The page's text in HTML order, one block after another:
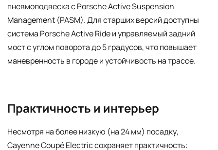
пневмоподвеска с Porsche Active Suspension
Management (PASM). Для старших версий доступны
система Porsche Active Ride и управляемый задний
мост с углом поворота до 5 градусов, что повышает
маневренность в городе и устойчивость на трассе.
Практичность и интерьер
Несмотря на более низкую (на 24 мм) посадку,
Cayenne Coupé Electric сохраняет практичность: